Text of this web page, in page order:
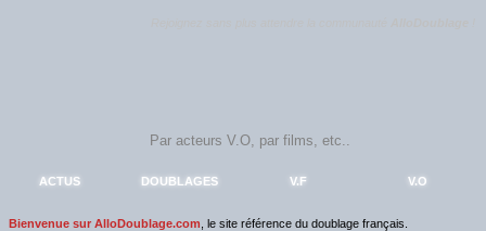
ACTUS DOUBLAGES V.F V.O
Bienvenue sur AlloDoublage.com , le site référence du doublage français.